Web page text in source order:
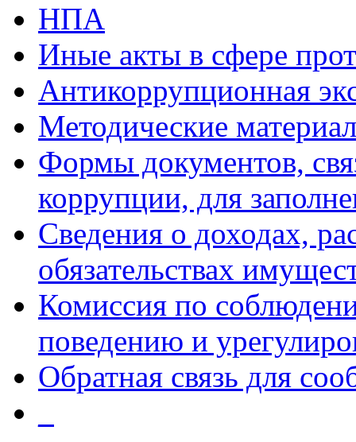
НПА
Иные акты в сфере
Антикоррупционная
Методические
Формы документов,
коррупции, для
Сведения о доходах,
обязательствах
Комиссия по
поведению и
Обратная связь для